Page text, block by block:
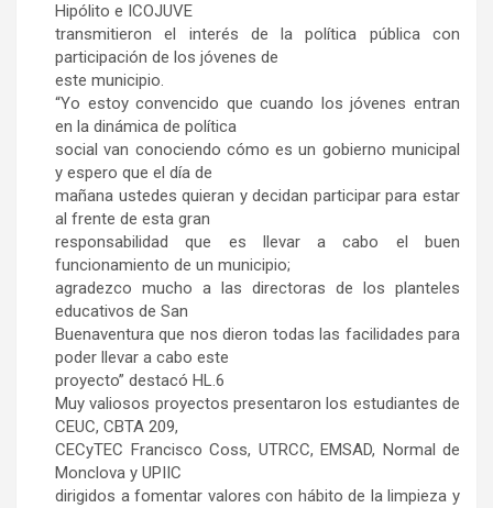
Hipólito e ICOJUVE
transmitieron el interés de la política pública con
participación de los jóvenes de
este municipio.
“Yo estoy convencido que cuando los jóvenes entran
en la dinámica de política
social van conociendo cómo es un gobierno municipal
y espero que el día de
mañana ustedes quieran y decidan participar para estar
al frente de esta gran
responsabilidad que es llevar a cabo el buen
funcionamiento de un municipio;
agradezco mucho a las directoras de los planteles
educativos de San
Buenaventura que nos dieron todas las facilidades para
poder llevar a cabo este
proyecto” destacó HL.6
Muy valiosos proyectos presentaron los estudiantes de
CEUC, CBTA 209,
CECyTEC Francisco Coss, UTRCC, EMSAD, Normal de
Monclova y UPIIC
dirigidos a fomentar valores con hábito de la limpieza y